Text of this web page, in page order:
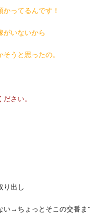
ってるんです！
がいないから
うと思ったの。
さい。
り出し
い→ちょっとそこの交番ま